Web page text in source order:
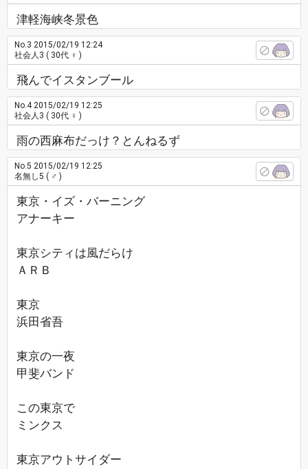
津軽海峡冬景色
No.3 2015/02/19 12:24
社会人3 ( 30代 ♀ )
飛んでイスタンブール
No.42015/02/19 12:25
社会人3 ( 30代 ♀ )
雨の西麻布だっけ？とんねるず
No.5 2015/02/19 12:25
名無し5 ( ♂ )
東京・イズ・バーニング
アナーキー
東京シティは風だらけ
ＡＲＢ
東京
浜田省吾
東京の一夜
甲斐バンド
この東京で
ミンクス
東京アウトサイダー